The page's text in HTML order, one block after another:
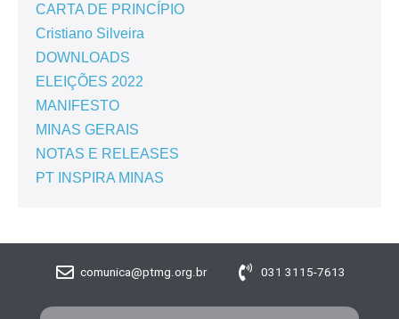
CARTA DE PRINCÍPIO
Cristiano Silveira
DOWNLOADS
ELEIÇÕES 2022
MANIFESTO
MINAS GERAIS
NOTAS E RELEASES
PT INSPIRA MINAS
comunica@ptmg.org.br 031 3115-7613